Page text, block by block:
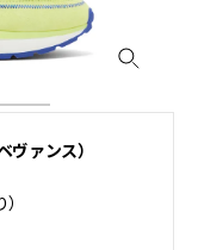
ヴァンス）